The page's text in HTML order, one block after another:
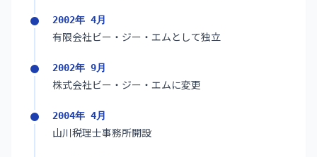
2002年 4月
有限会社ビー・ジー・エムとして独立
2002年 9月
株式会社ビー・ジー・エムに変更
2004年 4月
山川税理士事務所開設